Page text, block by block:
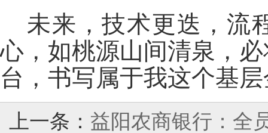
未来，技术更迭，流
心，如桃源山间清泉，
台，书写属于我这个基
上一条： 益阳农商银行：全